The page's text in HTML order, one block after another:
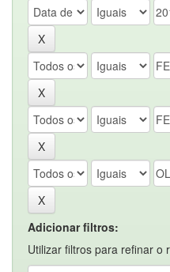
Adicionar filtros:
Utilizar filtros para refinar o